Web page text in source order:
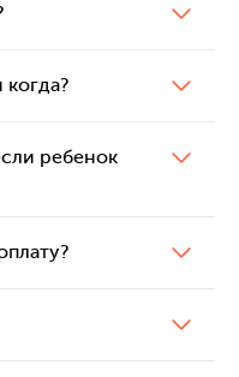
когда?
ребенок